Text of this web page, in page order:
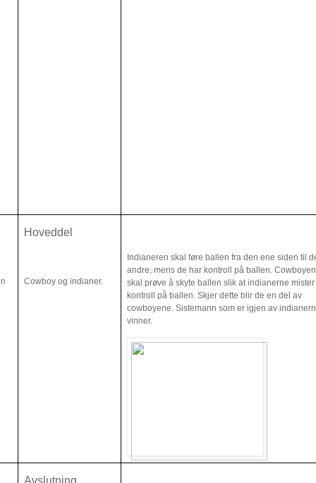
Hoveddel
Cowboy og indianer.
Indianeren skal føre ballen fra den ene siden til
andre, mens de har kontroll på ballen.
skal prøve å skyte ballen slik at indianerne mister
kontroll på ballen. Skjer dette blir de en del av
cowboyene. Sistemann som er igjen av
vinner.
Avslutning